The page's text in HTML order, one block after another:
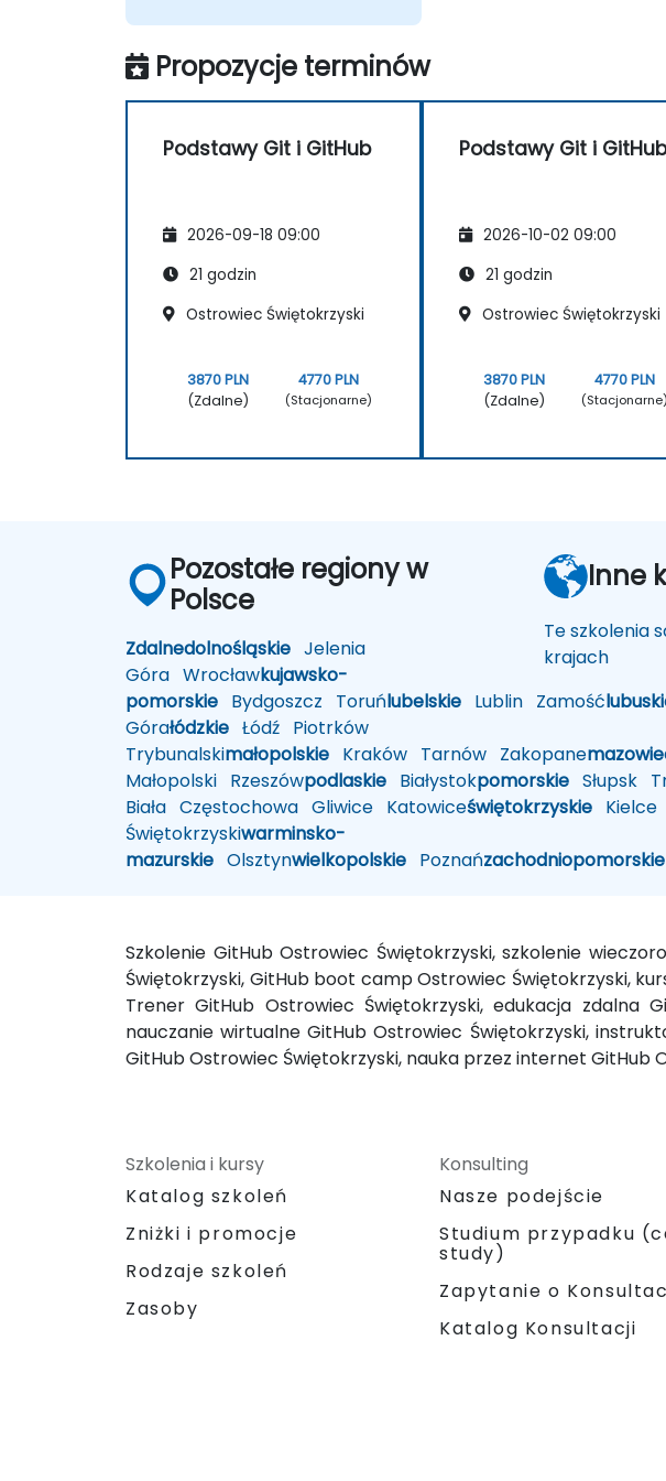
Propozycje terminów
Podstawy Git i GitHub
2026-09-18 09:00
21 godzin
Ostrowiec Świętokrzyski
3870 PLN
(Zdalne)
4770 PLN
(Stacjonarne)
Podstawy Git i GitHub
2026-10-02 09:00
21 godzin
Ostrowiec Świętokrzyski
3870 PLN
(Zdalne)
4770 PLN
(Stacjonarne)
Pozostałe regiony w
Polsce
Zdalnedolnośląskie Jelenia
Góra Wrocławkujawsko-
pomorskie Bydgoszcz Toruńlubelskie Lublin Zamość
Górałódzkie Łódź Piotrków
Trybunalskimałopolskie Kraków Tarnów Zakopane
Małopolski Rzeszówpodlaskie Białystokpomorskie Słupsk
Biała Częstochowa Gliwice Katowiceświętokrzyskie Kielce
Świętokrzyskiwarminsko-
mazurskie Olsztynwielkopolskie Poznańzachodniopomorskie
Inne
Te szkolenia
krajach
Szkolenie GitHub Ostrowiec Świętokrzyski, szkolenie
Świętokrzyski, GitHub boot camp Ostrowiec Świętokrzyski,
Trener GitHub Ostrowiec Świętokrzyski, edukacja zdalna
nauczanie wirtualne GitHub Ostrowiec Świętokrzyski,
GitHub Ostrowiec Świętokrzyski, nauka przez internet GitHub
Szkolenia i kursy
Katalog szkoleń
Zniżki i promocje
Rodzaje szkoleń
Zasoby
Konsulting
Nasze podejście
Studium przypadku
study)
Zapytanie o
Katalog Konsultacji